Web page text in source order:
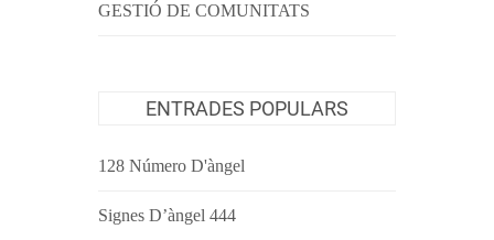
GESTIÓ DE COMUNITATS
ENTRADES POPULARS
128 Número D'àngel
Signes D’àngel 444